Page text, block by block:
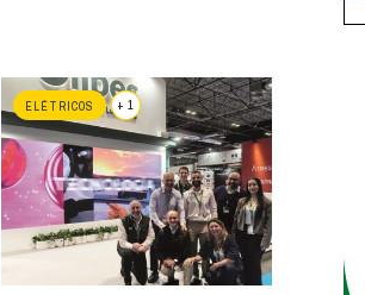
ELÉTRICOS + 1